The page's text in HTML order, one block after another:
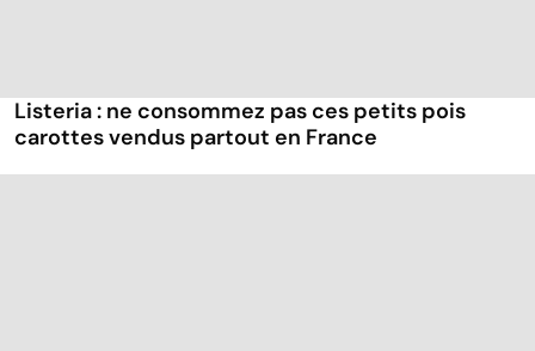
Listeria : ne consommez pas ces petits pois
carottes vendus partout en France